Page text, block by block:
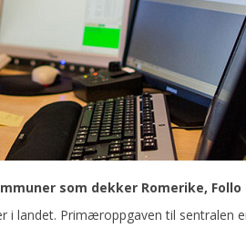
som dekker Romerike,
landet. Primæroppgaven til sentralen